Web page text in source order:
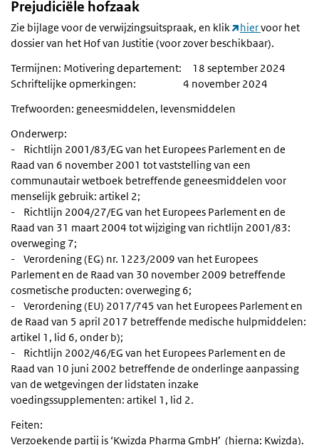
Prejudiciële hofzaak
Zie bijlage voor de verwijzingsuitspraak, en klik hiervoor het
dossier van het Hof van Justitie (voor zover beschikbaar).
Termijnen: Motivering departement: 18 september 2024
Schriftelijke opmerkingen: 4 november 2024
Trefwoorden: geneesmiddelen, levensmiddelen
Onderwerp:
- Richtlijn 2001/83/EG van het Europees Parlement en de
Raad van 6 november 2001 tot vaststelling van een
communautair wetboek betreffende geneesmiddelen voor
menselijk gebruik: artikel 2;
- Richtlijn 2004/27/EG van het Europees Parlement en de
Raad van 31 maart 2004 tot wijziging van richtlijn 2001/83:
overweging 7;
- Verordening (EG) nr. 1223/2009 van het Europees
Parlement en de Raad van 30 november 2009 betreffende
cosmetische producten: overweging 6;
- Verordening (EU) 2017/745 van het Europees Parlement en
de Raad van 5 april 2017 betreffende medische hulpmiddelen:
artikel 1, lid 6, onder b);
- Richtlijn 2002/46/EG van het Europees Parlement en de
Raad van 10 juni 2002 betreffende de onderlinge aanpassing
van de wetgevingen der lidstaten inzake
voedingssupplementen: artikel 1, lid 2.
Feiten:
Verzoekende partij is ‘Kwizda Pharma GmbH’ (hierna: Kwizda).